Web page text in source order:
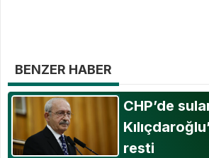
BENZER HABER
CHP’de
resti